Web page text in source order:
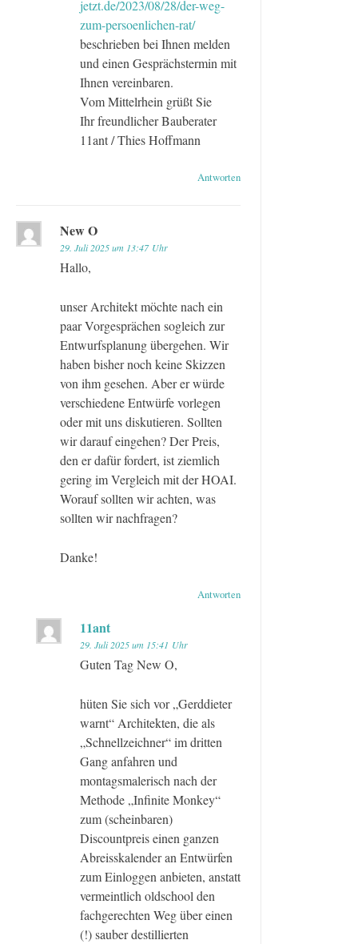
jetzt.de/2023/08/28/der-weg-
zum-persoenlichen-rat/
beschrieben bei Ihnen melden
und einen Gesprächstermin mit
Ihnen vereinbaren.
Vom Mittelrhein grüßt Sie
Ihr freundlicher Bauberater
11ant / Thies Hoffmann
Antworten
New O
29. Juli 2025 um 13:47 Uhr
Hallo,
unser Architekt möchte nach ein
paar Vorgesprächen sogleich zur
Entwurfsplanung übergehen. Wir
haben bisher noch keine Skizzen
von ihm gesehen. Aber er würde
verschiedene Entwürfe vorlegen
oder mit uns diskutieren. Sollten
wir darauf eingehen? Der Preis,
den er dafür fordert, ist ziemlich
gering im Vergleich mit der HOAI.
Worauf sollten wir achten, was
sollten wir nachfragen?
Danke!
Antworten
11ant
29. Juli 2025 um 15:41 Uhr
Guten Tag New O,
hüten Sie sich vor „Gerddieter
warnt“ Architekten, die als
„Schnellzeichner“ im dritten
Gang anfahren und
montagsmalerisch nach der
Methode „Infinite Monkey“
zum (scheinbaren)
Discountpreis einen ganzen
Abreisskalender an Entwürfen
zum Einloggen anbieten, anstatt
vermeintlich oldschool den
fachgerechten Weg über einen
(!) sauber destillierten